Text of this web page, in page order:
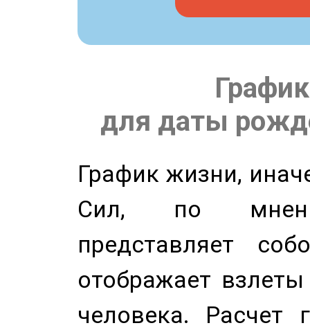
для даты
График жизни,
Сил, по
представляет
отображает
человека. Расчет